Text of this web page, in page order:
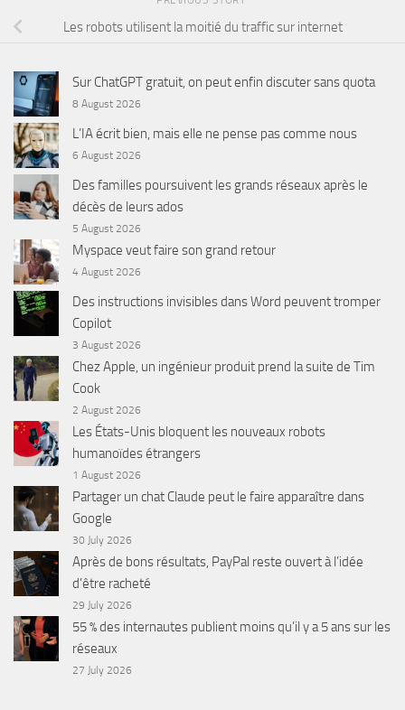
Les robots utilisent la moitié du traffic sur internet
Sur ChatGPT gratuit, on peut enfin discuter sans quota
8 August 2026
L’IA écrit bien, mais elle ne pense pas comme nous
6 August 2026
Des familles poursuivent les grands réseaux après le
décès de leurs ados
5 August 2026
Myspace veut faire son grand retour
4 August 2026
Des instructions invisibles dans Word peuvent tromper
Copilot
3 August 2026
Chez Apple, un ingénieur produit prend la suite de Tim
Cook
2 August 2026
Les États-Unis bloquent les nouveaux robots
humanoïdes étrangers
1 August 2026
Partager un chat Claude peut le faire apparaître dans
Google
30 July 2026
Après de bons résultats, PayPal reste ouvert à l’idée
d’être racheté
29 July 2026
55 % des internautes publient moins qu’il y a 5 ans sur les
réseaux
27 July 2026